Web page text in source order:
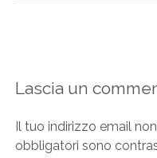
Lascia un
Il tuo indirizzo email
obbligatori sono